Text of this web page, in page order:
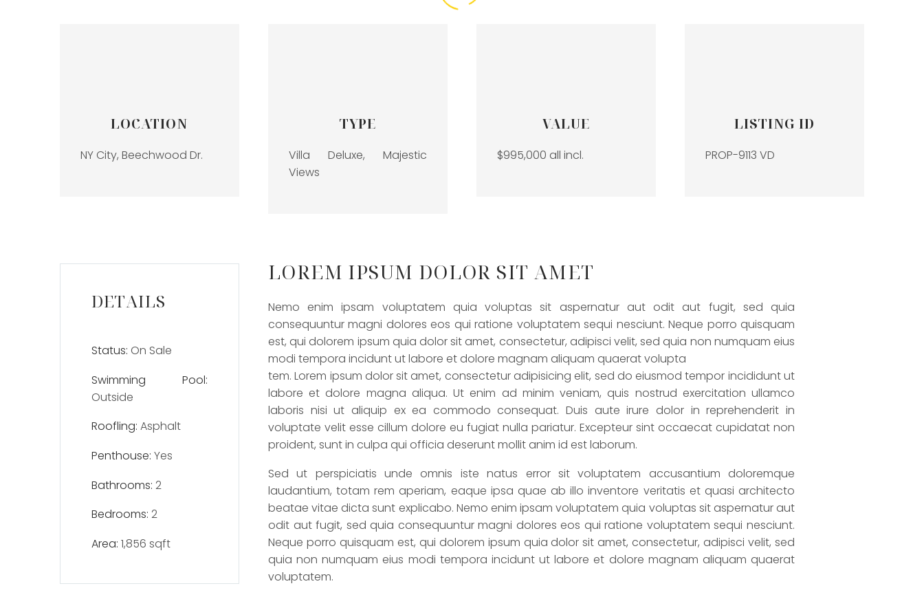
LOCATION
NY City, Beechwood Dr.
TYPE
Villa Deluxe, Majestic
Views
VALUE
$995,000 all incl.
LISTING ID
PROP-9113 VD
DETAILS
Status: On Sale
Swimming Pool:
Outside
Roofling: Asphalt
Penthouse: Yes
Bathrooms: 2
Bedrooms: 2
Area: 1,856 sqft
LOREM IPSUM DOLOR SIT AMET
Nemo enim ipsam voluptatem quia voluptas sit aspernatur aut odit aut fugit, sed quia
consequuntur magni dolores eos qui ratione voluptatem sequi nesciunt. Neque porro quisquam
est, qui dolorem ipsum quia dolor sit amet, consectetur, adipisci velit, sed quia non numquam eius
modi tempora incidunt ut labore et dolore magnam aliquam quaerat volupta
tem. Lorem ipsum dolor sit amet, consectetur adipisicing elit, sed do eiusmod tempor incididunt ut
labore et dolore magna aliqua. Ut enim ad minim veniam, quis nostrud exercitation ullamco
laboris nisi ut aliquip ex ea commodo consequat. Duis aute irure dolor in reprehenderit in
voluptate velit esse cillum dolore eu fugiat nulla pariatur. Excepteur sint occaecat cupidatat non
proident, sunt in culpa qui officia deserunt mollit anim id est laborum.
Sed ut perspiciatis unde omnis iste natus error sit voluptatem accusantium doloremque
laudantium, totam rem aperiam, eaque ipsa quae ab illo inventore veritatis et quasi architecto
beatae vitae dicta sunt explicabo. Nemo enim ipsam voluptatem quia voluptas sit aspernatur aut
odit aut fugit, sed quia consequuntur magni dolores eos qui ratione voluptatem sequi nesciunt.
Neque porro quisquam est, qui dolorem ipsum quia dolor sit amet, consectetur, adipisci velit, sed
quia non numquam eius modi tempora incidunt ut labore et dolore magnam aliquam quaerat
voluptatem.